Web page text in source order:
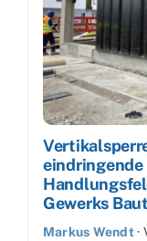
Gewerks
Markus Wendt·